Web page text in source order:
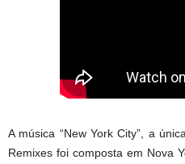
A música “New York City”, a
Remixes foi composta em Nova